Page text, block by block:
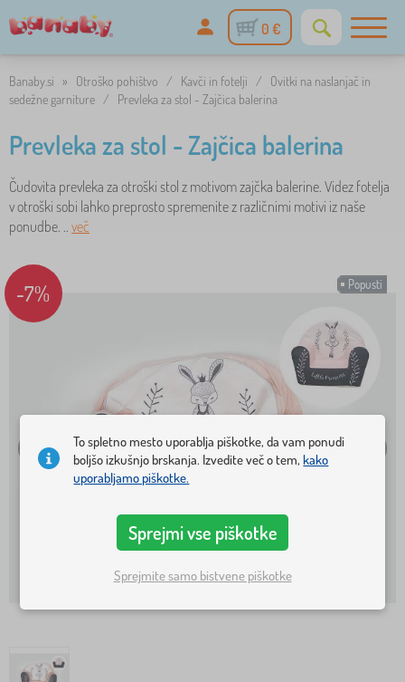
0 €
Banaby.si » Otroško pohištvo / Kavči in fotelji /
Ovitki na naslanjač in
sedežne garniture / Prevleka za stol - Zajčica balerina
Prevleka za stol - Zajčica balerina
Čudovita prevleka za otroški stol z motivom zajčka balerine. Videz fotelja
v otroški sobi lahko preprosto spremenite z različnimi motivi iz naše
ponudbe. .. več
Popusti
-7%
To spletno mesto uporablja piškotke, da vam ponudi
boljšo izkušnjo brskanja. Izvedite več o tem,kako
uporabljamo piškotke.
Sprejmi vse piškotke
Sprejmite samo bistvene piškotke